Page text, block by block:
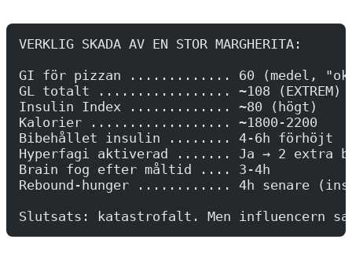
VERKLIG SKADA AV EN STOR MARGHERITA:
GI för pizzan ............. 60 (medel,
GL totalt ................. ~108 (EXTREM)
Insulin Index ............. ~80 (högt)
Kalorier .................. ~1800-2200
Bibehållet insulin ........ 4-6h förhöjt
Hyperfagi aktiverad ....... Ja → 2 extra
Brain fog efter måltid .... 3-4h
Rebound-hunger ............ 4h senare
Slutsats: katastrofalt. Men influencern